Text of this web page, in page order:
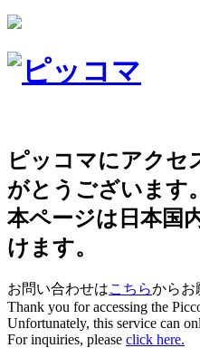
ピッコマにアクセ
がとうございます。
本ページは日本国
けます。
お問い合わせはこちらからお
Thank you for accessing the
Unfortunately, this service can
For inquiries, please click here.